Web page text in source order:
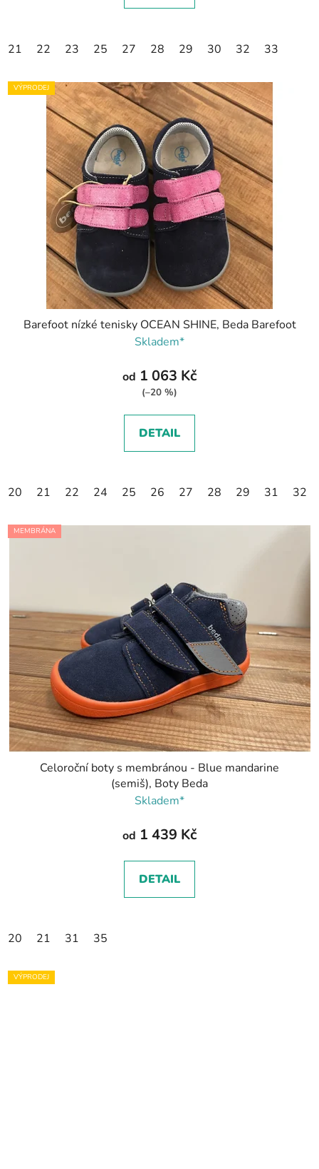
21 22 23 25 27 28 29 30 32 33
VÝPRODEJ
Barefoot nízké tenisky OCEAN SHINE, Beda Barefoot
Skladem*
od 1 063 Kč
(–20 %)
DETAIL
20 21 22 24 25 26 27 28 29 31 32
MEMBRÁNA
Celoroční boty s membránou - Blue mandarine
(semiš), Boty Beda
Skladem*
od 1 439 Kč
DETAIL
20 21 31 35
VÝPRODEJ